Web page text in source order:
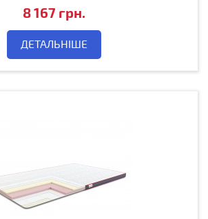
8 167 грн.
ДЕТАЛЬНІШЕ